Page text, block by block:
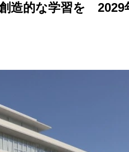
造的な学習を 2029